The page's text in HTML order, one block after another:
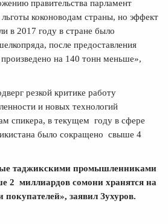
правительства парламент
коконоводам страны, но эффект
в 2017 году в стране было
после предоставления
на 140 тонн меньше»,
резкой критике работу
и новых технологий
спикера, в текущем году в сфере
было сокращено свыше 4
таджикскими промышленниками
2 миллиардов сомони хранятся на
заявил Зухуров.